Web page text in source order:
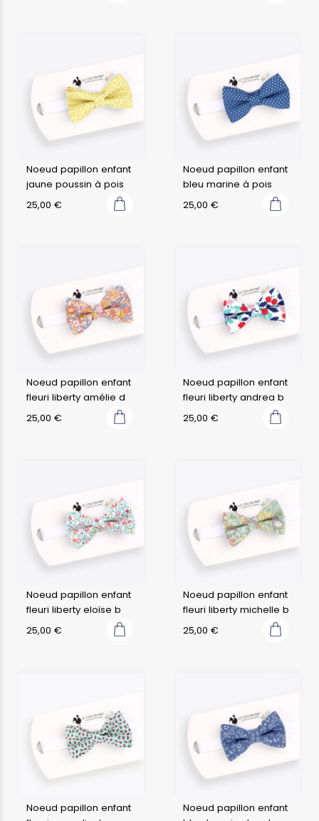
Noeud papillon enfant
jaune poussin à pois
25,00 €
Noeud papillon enfant
bleu marine à pois
25,00 €
Noeud papillon enfant
fleuri liberty amélie d
25,00 €
Noeud papillon enfant
fleuri liberty andrea b
25,00 €
Noeud papillon enfant
fleuri liberty eloïse b
25,00 €
Noeud papillon enfant
fleuri liberty michelle b
25,00 €
Noeud papillon enfant
Noeud papillon enfant